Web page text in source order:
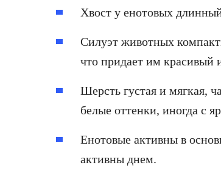
Хвост у енотовых
Силуэт животных
что придает им красивый
Шерсть густая и мягкая,
белые оттенки, иногда с
Енотовые активны в
активны днем.